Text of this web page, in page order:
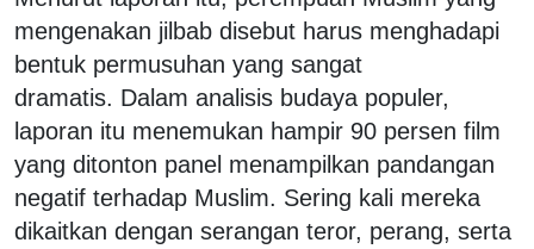
mengenakan jilbab disebut harus menghadapi
bentuk permusuhan yang sangat
dramatis. Dalam analisis budaya populer,
laporan itu menemukan hampir 90 persen film
yang ditonton panel menampilkan pandangan
negatif terhadap Muslim. Sering kali mereka
dikaitkan dengan serangan teror, perang, serta